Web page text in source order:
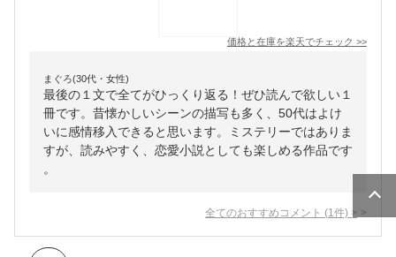
価格と在庫を楽天でチェック >>
まぐろ(30代・女性)
最後の１文で全てがひっくり返る！ぜひ読んで欲しい１
冊です。昔懐かしいシーンの描写も多く、50代はよけ
いに感情移入できると思います。ミステリーではありま
すが、読みやすく、恋愛小説としても楽しめる作品です
。
全てのおすすめコメント (1 件) >